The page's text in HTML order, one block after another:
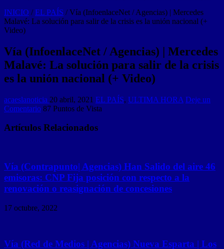
INICIO / EL PAÍS / Vía (InfoenlaceNet / Agencias) | Mercedes
Malavé: La solución para salir de la crisis es la unión nacional (+
Video)
Vía (InfoenlaceNet / Agencias) | Mercedes
Malavé: La solución para salir de la crisis
es la unión nacional (+ Video)
acaeslanoticia 20 abril, 2021 EL PAÍS, ULTIMA HORA Deje un
Comentario 87 Puntos de Vista
Artículos Relacionados
Vía (Contrapunto| Agencias) Han Salido del aire 46
emisoras: CNP Fija posición con respecto a la
renovación o reasignación de concesiones
17 octubre, 2022
Vía (Red de Medios | Agencias) Nueva Esparta | Los